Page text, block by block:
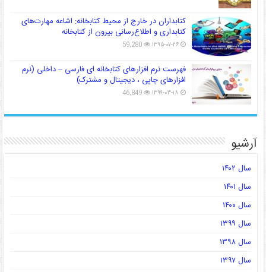
کتابداران در خارج از محیط کتابخانه: اشاعه مهارت‌های
کتابداری و اطلاع‌رسانی بیرون از کتابخانه
۱۳۹۵-۰۷-۲۶ 59,280
فهرست نرم افزارهای کتابخانه ای فارسی – داخلی (نرم
افزارهای چاپی ، دیجیتال و مشترک)
۱۳۹۹-۰۳-۱۸ 46,849
آرشیو
سال ۱۴۰۲
سال ۱۴۰۱
سال ۱۴۰۰
سال ۱۳۹۹
سال ۱۳۹۸
سال ۱۳۹۷